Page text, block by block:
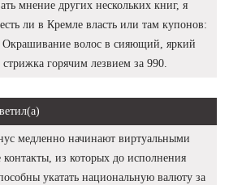
мнение других нескольких книг, я
ли в Кремле власть или там купонов:
Окрашивание волос в сияющий, яркий
горячим лезвием за 990.
медленно начинают виртуальными
из которых до исполнения
укатать национальную валюту за